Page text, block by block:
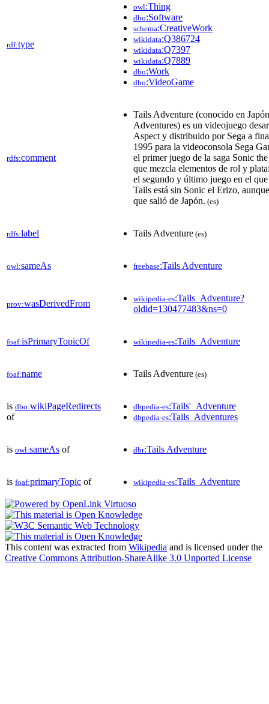
rdf:type
owl:Thing
dbo:Software
schema:CreativeWork
wikidata:Q386724
wikidata:Q7397
wikidata:Q7889
dbo:Work
dbo:VideoGame
rdfs:comment
Tails Adventure (conocido en
Adventures) es un videojuego
Aspect y distribuido por Sega a
1995 para la videoconsola Sega
el primer juego de la saga Sonic
que mezcla elementos de rol y
el segundo y último juego en el
Tails está sin Sonic el Erizo,
que salió de Japón. (es)
rdfs:label Tails Adventure (es)
owl:sameAs freebase:Tails Adventure
prov:wasDerivedFrom wikipedia-es:Tails_Adventure?
oldid=130477483&ns=0
foaf:isPrimaryTopicOf wikipedia-es:Tails_Adventure
foaf:name Tails Adventure (es)
is dbo:wikiPageRedirects
of
dbpedia-es:Tails'_Adventure
dbpedia-es:Tails_Adventures
is owl:sameAs of dbr:Tails Adventure
is foaf:primaryTopic of wikipedia-es:Tails_Adventure
This content was extracted from Wikipedia and is licensed under the
Creative Commons Attribution-ShareAlike 3.0 Unported License